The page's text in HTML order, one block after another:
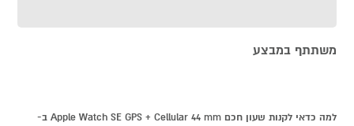
משתתף במבצע
למה כדאי לקנות שעון חכם Apple Watch SE GPS + Cellular 44 mm ב-